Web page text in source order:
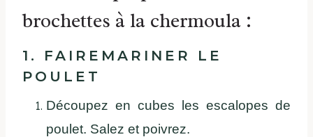
brochettes à la chermoula :
1. FAIREMARINER LE
POULET
Découpez en cubes les escalopes de
poulet. Salez et poivrez.